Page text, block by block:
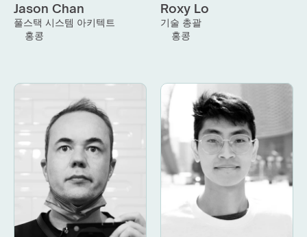
Jason Chan
풀스택 시스템 아키텍트
홍콩
Roxy Lo
기술 총괄
홍콩